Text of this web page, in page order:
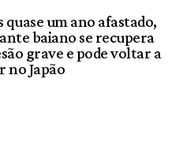
quase um ano afastado,
baiano se recupera
grave e pode voltar a
no Japão